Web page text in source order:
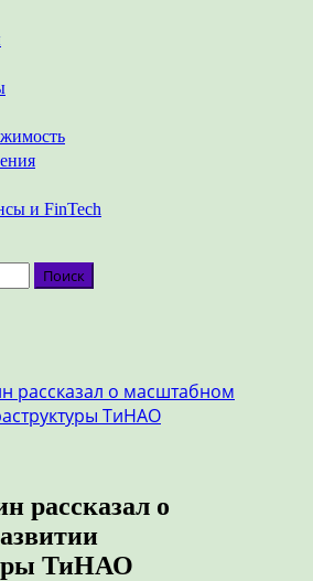
и FinTech
рассказал о масштабном
ТиНАО
рассказал о
ТиНАО